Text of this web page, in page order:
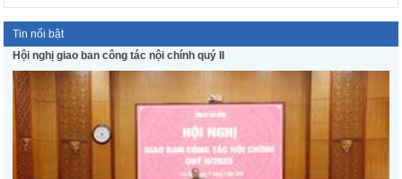
Tin nổi bật
Hội nghị giao ban công tác nội chính quý II